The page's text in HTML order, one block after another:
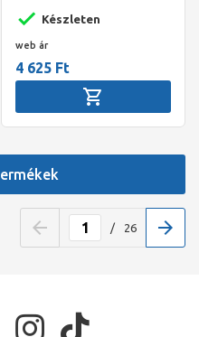
Készleten
web ár
4 625 Ft
/ 26